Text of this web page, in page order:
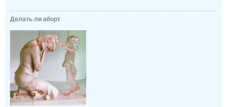
Делать ли аборт